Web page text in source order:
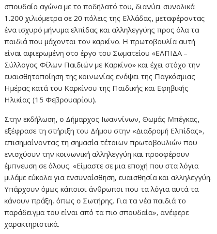
σπουδαίο αγώνα με το ποδήλατό του, διανύει συνολικά
1.200 χιλιόμετρα σε 20 πόλεις της Ελλάδας, μεταφέροντας
ένα ισχυρό μήνυμα ελπίδας και αλληλεγγύης προς όλα τα
παιδιά που μάχονται τον καρκίνο. Η πρωτοβουλία αυτή
είναι αφιερωμένη στο έργο του Σωματείου «ΕΛΠΙΔΑ –
Σύλλογος Φίλων Παιδιών με Καρκίνο» και έχει στόχο την
ευαισθητοποίηση της κοινωνίας ενόψει της Παγκόσμιας
Ημέρας κατά του Καρκίνου της Παιδικής και Εφηβικής
Ηλικίας (15 Φεβρουαρίου).
Στην εκδήλωση, ο Δήμαρχος Ιωαννίνων, Θωμάς Μπέγκας,
εξέφρασε τη στήριξη του Δήμου στην «Διαδρομή Ελπίδας»,
επισημαίνοντας τη σημασία τέτοιων πρωτοβουλιών που
ενισχύουν την κοινωνική αλληλεγγύη και προσφέρουν
έμπνευση σε όλους. «Είμαστε σε μια εποχή που στα λόγια
μιλάμε εύκολα για ενσυναίσθηση, ευαισθησία και αλληλεγγύη.
Υπάρχουν όμως κάποιοι άνθρωποι που τα λόγια αυτά τα
κάνουν πράξη, όπως ο Σωτήρης. Για τα νέα παιδιά το
παράδειγμα του είναι από τα πιο σπουδαία», ανέφερε
χαρακτηριστικά.